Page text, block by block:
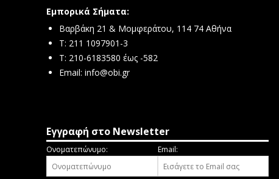
Εμπορικά Σήματα:
Βαρβάκη 21 & Μομφεράτου, 114 74 Αθήνα
Τ: 211 1097901-3
T: 210-6183580 έως -582
Email: info@obi.gr
Εγγραφή στο Newsletter
Ονοματεπώνυμο: Email: